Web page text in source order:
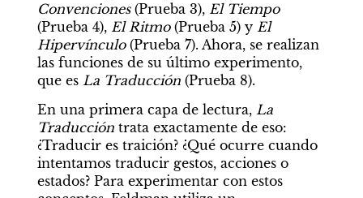
Convenciones (Prueba 3),
El Tiempo
(Prueba 4), El Ritmo (Prueba 5) y El
Hipervínculo (Prueba 7). Ahora, se realizan
las funciones de su último experimento,
que es La Traducción (Prueba 8).
En una primera capa de lectura, La
Traducción trata exactamente de eso:
¿Traducir es traición? ¿Qué ocurre cuando
intentamos traducir gestos, acciones o
estados? Para experimentar con estos